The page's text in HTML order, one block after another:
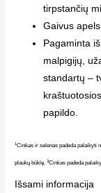
tirpstančių
Gaivus
Pagaminta
malpigijų,
standartų –
papildo.
1Cinkas ir selenas padeda palaikyti
plaukų būklę.3Cinkas padeda
Išsami informacija